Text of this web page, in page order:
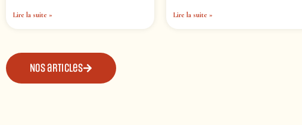
Lire la suite » Lire la suite »
Nos articles